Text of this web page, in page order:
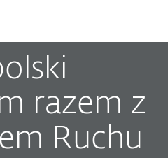
razem z
Ruchu